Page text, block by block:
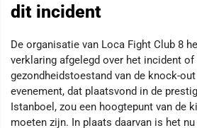
dit incident
De organisatie van Loca Fight Club 8
verklaring afgelegd over het incident of
gezondheidstoestand van de knock-
evenement, dat plaatsvond in de
Istanboel, zou een hoogtepunt van de
moeten zijn. In plaats daarvan is het